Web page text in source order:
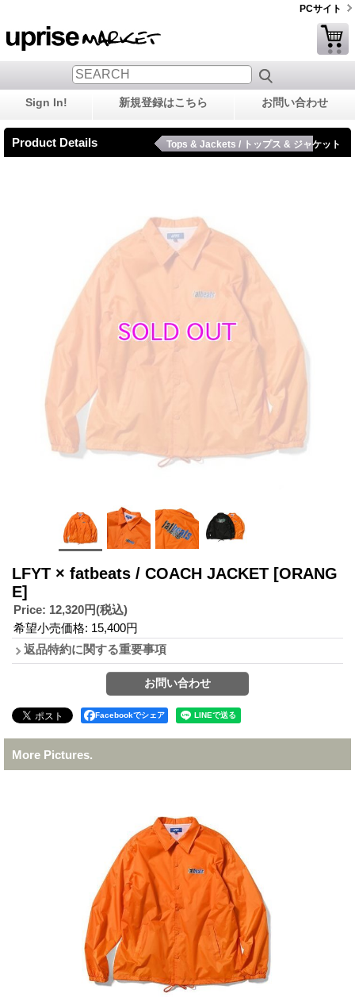
PCサイト
Sign In! 新規登録はこちら お問い合わせ
Product Details Tops & Jackets / トップス & ジャケット
LFYT × fatbeats / COACH JACKET [ORANG
E]
Price: 12,320円(税込)
希望小売価格: 15,400円
返品特約に関する重要事項
Facebookでシェア
More Pictures.